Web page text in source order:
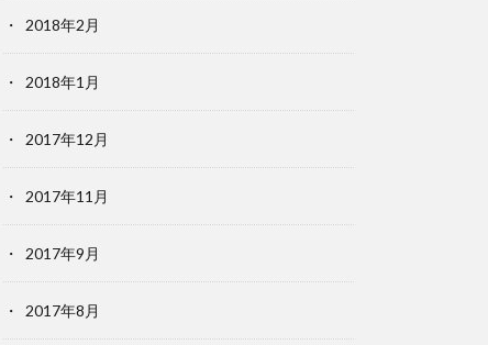
2018年2月
2018年1月
2017年12月
2017年11月
2017年9月
2017年8月